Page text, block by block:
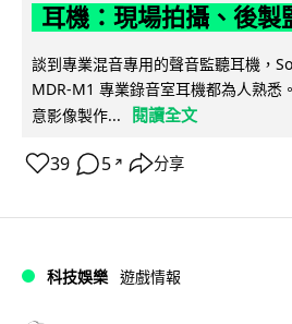
耳機：現場拍攝、後製
談到專業混音專用的聲音監聽耳機，
MDR-M1 專業錄音室耳機都為人熟悉
意影像製作...
閱讀全文
39 5 ↗ 分享
科技娛樂 遊戲情報